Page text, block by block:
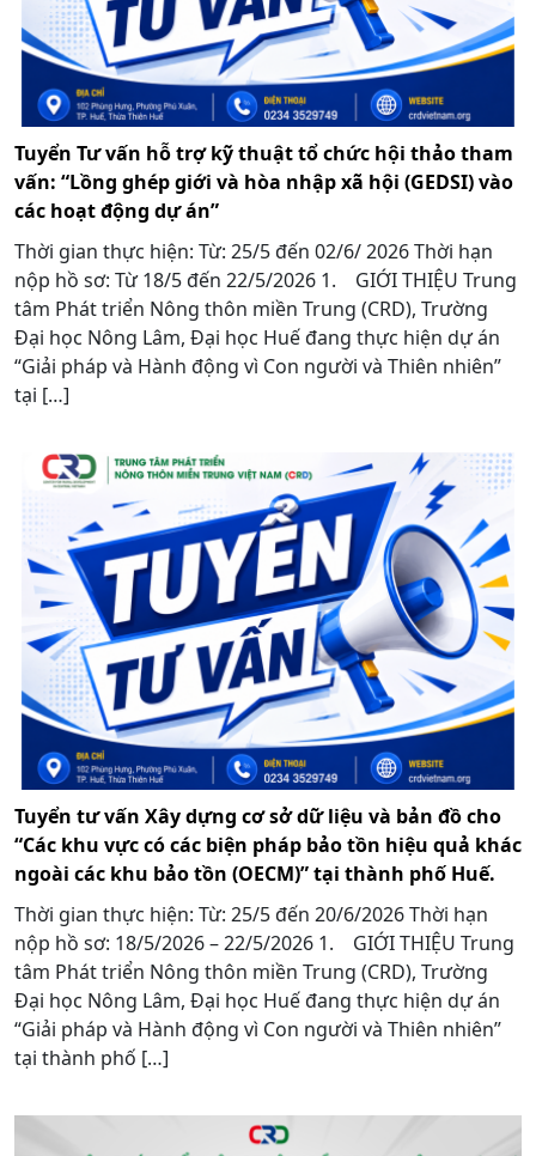
Tuyển Tư vấn hỗ trợ kỹ thuật tổ chức hội thảo tham
vấn: “Lồng ghép giới và hòa nhập xã hội (GEDSI) vào
các hoạt động dự án”
Thời gian thực hiện: Từ: 25/5 đến 02/6/ 2026 Thời hạn
nộp hồ sơ: Từ 18/5 đến 22/5/2026 1. GIỚI THIỆU Trung
tâm Phát triển Nông thôn miền Trung (CRD), Trường
Đại học Nông Lâm, Đại học Huế đang thực hiện dự án
“Giải pháp và Hành động vì Con người và Thiên nhiên”
tại […]
Tuyển tư vấn Xây dựng cơ sở dữ liệu và bản đồ cho
“Các khu vực có các biện pháp bảo tồn hiệu quả khác
ngoài các khu bảo tồn (OECM)” tại thành phố Huế.
Thời gian thực hiện: Từ: 25/5 đến 20/6/2026 Thời hạn
nộp hồ sơ: 18/5/2026 – 22/5/2026 1. GIỚI THIỆU Trung
tâm Phát triển Nông thôn miền Trung (CRD), Trường
Đại học Nông Lâm, Đại học Huế đang thực hiện dự án
“Giải pháp và Hành động vì Con người và Thiên nhiên”
tại thành phố […]